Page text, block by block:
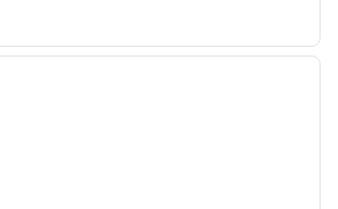
1/11
次の